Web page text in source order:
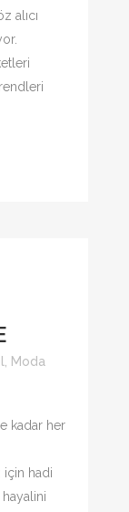
alıcı
Moda
kadar her
için hadi